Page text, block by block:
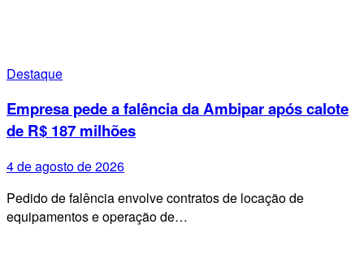
Destaque
Empresa pede a falência da Ambipar após calote
de R$ 187 milhões
4 de agosto de 2026
Pedido de falência envolve contratos de locação de
equipamentos e operação de…